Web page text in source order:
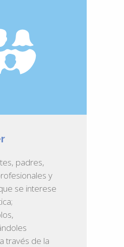
padres,
y
se interese
través de la